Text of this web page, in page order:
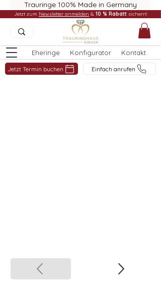
Trauringe 100% Made in Germany
Eheringe Konfigurator Kontakt
Jetzt Termin buchen Einfach anrufen
Jetzt zum Newsletter anmelden & 10 % Rabatt sichern!